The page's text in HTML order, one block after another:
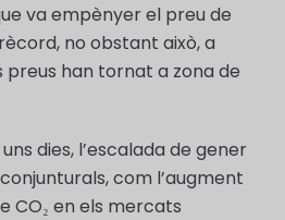
va empènyer el preu de
no obstant això, a
preus han tornat a zona de
dies, l’escalada de gener
com l’augment
CO₂ en els mercats